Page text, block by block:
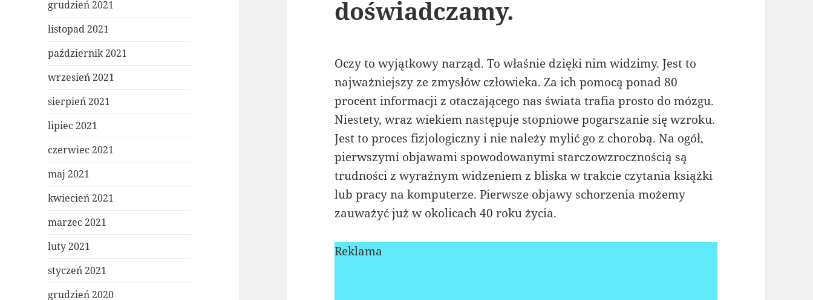
grudzień 2021
listopad 2021
październik 2021
wrzesień 2021
sierpień 2021
lipiec 2021
czerwiec 2021
maj 2021
kwiecień 2021
marzec 2021
luty 2021
styczeń 2021
grudzień 2020
doświadczamy.
Oczy to wyjątkowy narząd. To właśnie dzięki nim widzimy. Jest to
najważniejszy ze zmysłów człowieka. Za ich pomocą ponad 80
procent informacji z otaczającego nas świata trafia prosto do mózgu.
Niestety, wraz wiekiem następuje stopniowe pogarszanie się wzroku.
Jest to proces fizjologiczny i nie należy mylić go z chorobą. Na ogół,
pierwszymi objawami spowodowanymi starczowzrocznością są
trudności z wyraźnym widzeniem z bliska w trakcie czytania książki
lub pracy na komputerze. Pierwsze objawy schorzenia możemy
zauważyć już w okolicach 40 roku życia.
Reklama